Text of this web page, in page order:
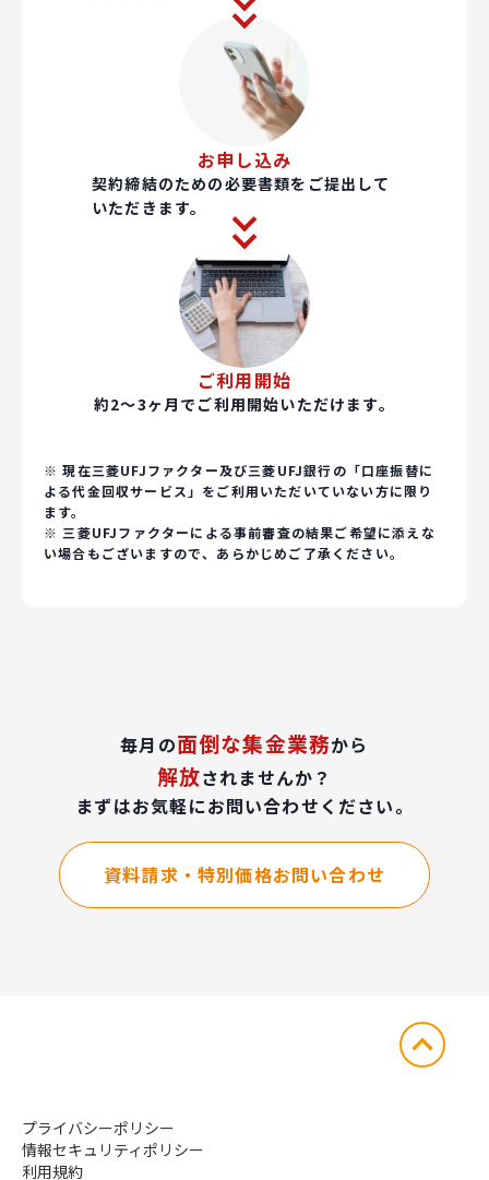
お申し込み
契約締結のための必要書類をご提出して
いただきます。
ご利用開始
約2～3ヶ月でご利用開始いただけます。
※ 現在三菱UFJファクター及び三菱UFJ銀行の「口座振替に
よる代金回収サービス」をご利用いただいていない方に限り
ます。
※ 三菱UFJファクターによる事前審査の結果ご希望に添えな
い場合もございますので、あらかじめご了承ください。
毎月の面倒な集金業務から
解放されませんか？
まずはお気軽にお問い合わせください。
資料請求・特別価格お問い合わせ
プライバシーポリシー
情報セキュリティポリシー
利用規約